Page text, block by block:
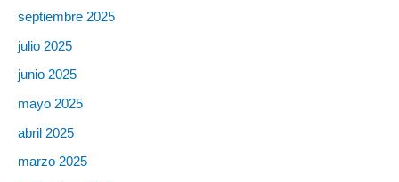
septiembre 2025
julio 2025
junio 2025
mayo 2025
abril 2025
marzo 2025